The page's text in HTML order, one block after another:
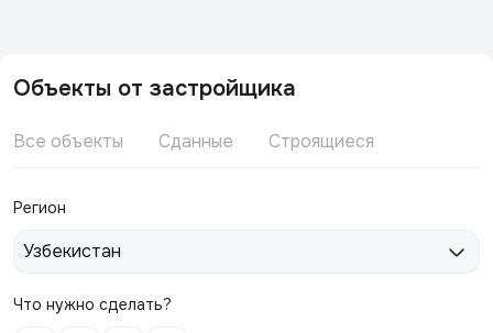
Объекты от застройщика
Все объекты Сданные Строящиеся
Регион
Узбекистан
Что нужно сделать?